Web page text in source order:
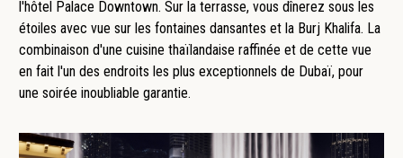
l'hôtel Palace Downtown. Sur la terrasse, vous dînerez sous les
étoiles avec vue sur les fontaines dansantes et la Burj Khalifa. La
combinaison d'une cuisine thaïlandaise raffinée et de cette vue
en fait l'un des endroits les plus exceptionnels de Dubaï, pour
une soirée inoubliable garantie.